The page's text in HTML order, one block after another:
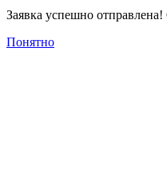
Заявка успешно
Понятно